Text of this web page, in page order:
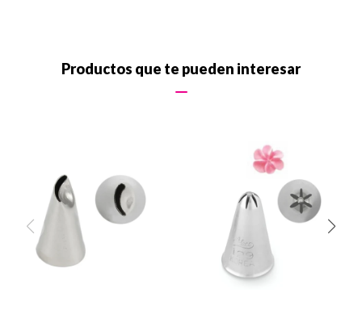
Productos que te pueden interesar